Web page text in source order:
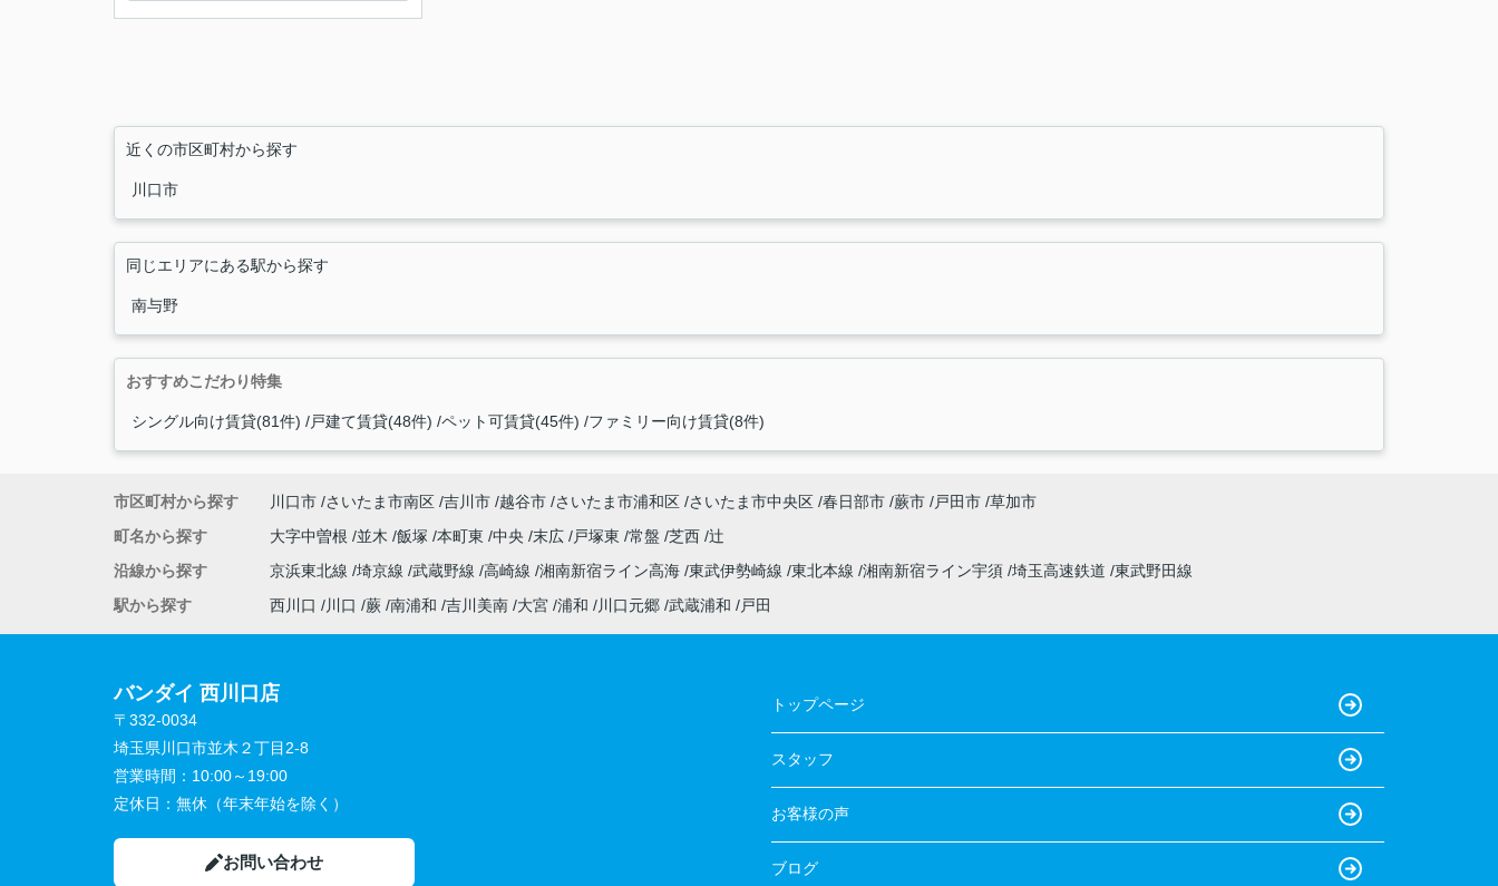
近くの市区町村から探す
川口市
同じエリアにある駅から探す
南与野
おすすめこだわり特集
シングル向け賃貸(81件) 戸建て賃貸(48件) ペット可賃貸(45件) ファミリー向け賃貸(8件)
市区町村から探す 川口市 さいたま市南区 吉川市 越谷市 さいたま市浦和区 さいたま市中央区 春日部市 蕨市 戸田市 草加市
町名から探す
大字中曽根 並木 飯塚 本町東 中央 末広 戸塚東 常盤 芝西 辻
沿線から探す
京浜東北線 埼京線 武蔵野線 高崎線 湘南新宿ライン高海 東武伊勢崎線 東北本線 湘南新宿ライン宇須 埼玉高速鉄道 東武野田線
駅から探す
西川口 川口 蕨 南浦和 吉川美南 大宮 浦和 川口元郷 武蔵浦和 戸田
バンダイ 西川口店
〒332-0034
埼玉県川口市並木２丁目2-8
営業時間： 10:00～19:00
定休日： 無休（年末年始を除く）
お問い合わせ
トップページ
スタッフ
お客様の声
ブログ